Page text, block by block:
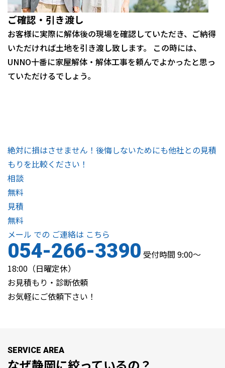
ご確認・引き渡し
お客様に実際に解体後の現場を確認していただき、ご納得
いただければ土地を引き渡し致します。 この時には、
UNNO十番に家屋解体・解体工事を頼んでよかったと思っ
ていただけるでしょう。
絶対に損はさせません！後悔しないためにも他社との見積
もりを比較ください！
相談
無料
見積
無料
メール での ご連絡は こちら
054-266-3390 受付時間 9:00～
18:00（日曜定休）
お見積もり・診断依頼
お気軽にご依頼下さい！
SERVICE AREA